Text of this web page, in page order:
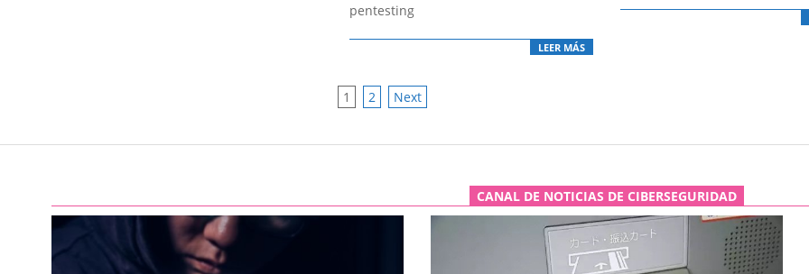
pentesting
LEER MÁS
POSTS
1 2 Next
CANAL DE NOTICIAS DE CIBERSEGURIDAD